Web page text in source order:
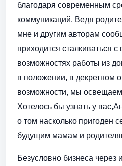
благодаря современным
коммуникаций. Ведя
мне и другим авторам
приходится сталкиваться
возможностях работы из
в положении, в декретном
возможности, мы
Хотелось бы узнать у
о том насколько пригоден
будущим мамам и
Безусловно бизнеса через